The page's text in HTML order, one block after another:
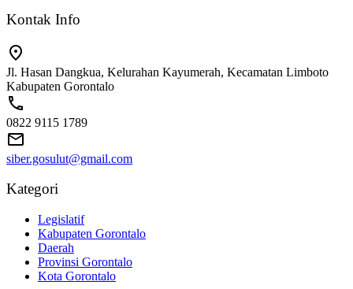
Kontak Info
Jl. Hasan Dangkua, Kelurahan Kayumerah, Kecamatan Limboto
Kabupaten Gorontalo
0822 9115 1789
siber.gosulut@gmail.com
Kategori
Legislatif
Kabupaten Gorontalo
Daerah
Provinsi Gorontalo
Kota Gorontalo